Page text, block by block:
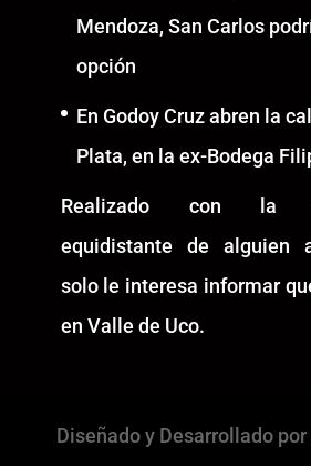
Mendoza, San Carlos
opción
En Godoy Cruz abren la
Plata, en la ex-Bodega
Realizado con la
equidistante de alguien
solo le interesa informar
en Valle de Uco.
Diseñado y Desarrollado por